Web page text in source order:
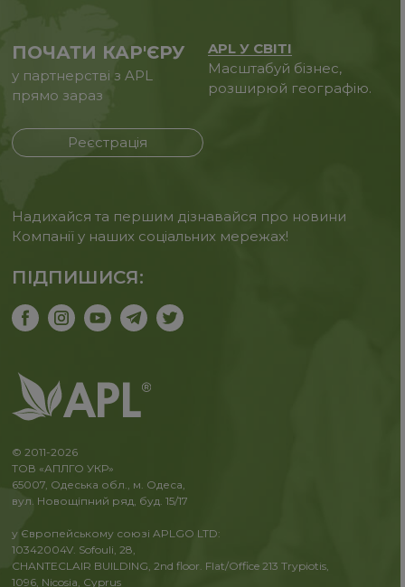
ПОЧАТИ КАР'ЄРУ
у партнерстві з APL
прямо зараз
Реєстрація
APL У СВІТІ
Масштабуй бізнес,
розширюй географію.
Надихайся та першим дізнавайся про новини
Компанії у наших соціальних мережах!
ПІДПИШИСЯ:
© 2011-2026
ТОВ «АПЛГО УКР»
65007, Одеська обл., м. Одеса,
вул. Новощіпний ряд, буд. 15/17
у Європейському союзі APLGO LTD:
10342004V. Sofouli, 28,
CHANTECLAIR BUILDING, 2nd floor. Flat/Office 213 Trypiotis,
1096, Nicosia, Cyprus